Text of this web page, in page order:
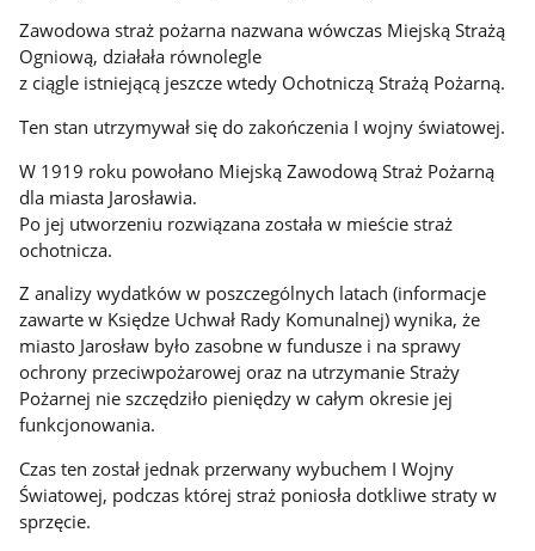
Zawodowa straż pożarna nazwana wówczas Miejską Strażą
Ogniową, działała równolegle
z ciągle istniejącą jeszcze wtedy Ochotniczą Strażą Pożarną.
Ten stan utrzymywał się do zakończenia I wojny światowej.
W 1919 roku powołano Miejską Zawodową Straż Pożarną
dla miasta Jarosławia.
Po jej utworzeniu rozwiązana została w mieście straż
ochotnicza.
Z analizy wydatków w poszczególnych latach (informacje
zawarte w Księdze Uchwał Rady Komunalnej) wynika, że
miasto Jarosław było zasobne w fundusze i na sprawy
ochrony przeciwpożarowej oraz na utrzymanie Straży
Pożarnej nie szczędziło pieniędzy w całym okresie jej
funkcjonowania.
Czas ten został jednak przerwany wybuchem I Wojny
Światowej, podczas której straż poniosła dotkliwe straty w
sprzęcie.